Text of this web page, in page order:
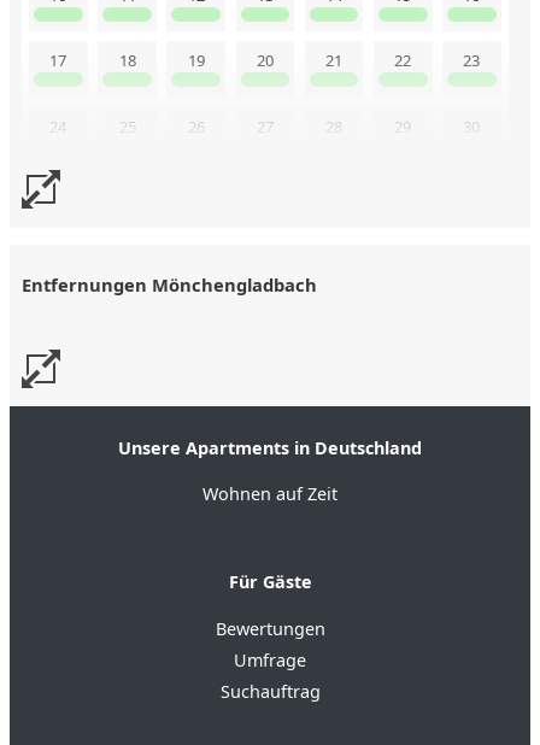
17 18 19 20 21 22 23
24 25 26 27 28 29 30
Entfernungen Mönchengladbach
Unsere Apartments in Deutschland
Wohnen auf Zeit
Für Gäste
Bewertungen
Umfrage
Suchauftrag